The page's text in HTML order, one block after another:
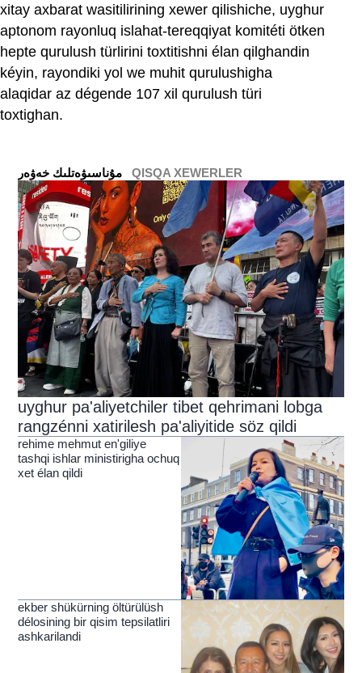
xitay axbarat wasitilirining xewer qilishiche, uyghur
aptonom rayonluq islahat-tereqqiyat komitéti ötken
hepte qurulush türlirini toxtitishni élan qilghandin
kéyin, rayondiki yol we muhit qurulushigha
alaqidar az dégende 107 xil qurulush türi
toxtighan.
QISQA XEWERLER
uyghur pa'aliyetchiler tibet qehrimani lobga
rangzénni xatirilesh pa'aliyitide söz qildi
rehime mehmut en'giliye
tashqi ishlar ministirigha ochuq
xet élan qildi
ekber shükürning öltürülüsh
délosining bir qisim tepsilatliri
ashkarilandi